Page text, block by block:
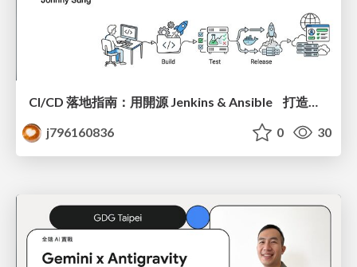
CI/CD 落地指南：用開源 Jenkins & Ansible 打造自動化部署平台 @ DevOps Taiwan Meetup #76
j796160836
0 30